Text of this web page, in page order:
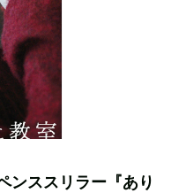
ンススリラー『あり